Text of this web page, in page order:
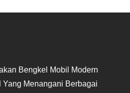
Bengkel Mobil Modern
Menangani Berbagai